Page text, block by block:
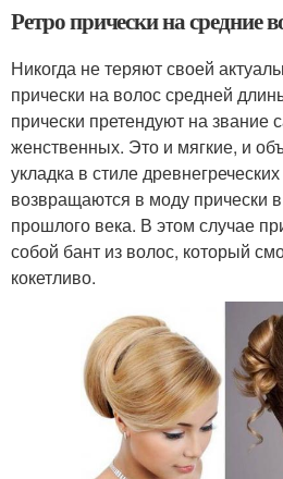
Ретро прически на средние
Никогда не теряют своей
прически на волос средней
прически претендуют на звание
женственных. Это и мягкие, и
укладка в стиле
возвращаются в моду прически
прошлого века. В этом случае
собой бант из волос, который
кокетливо.